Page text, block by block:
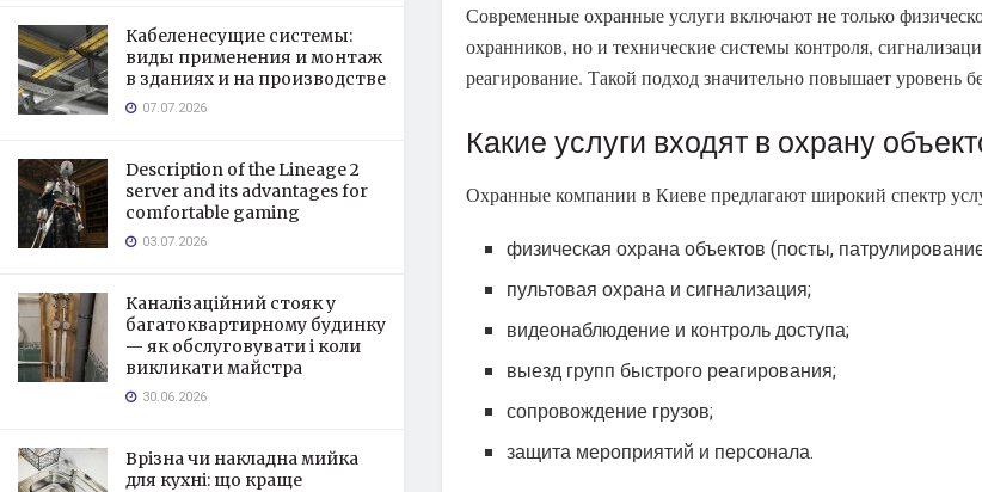
Кабеленесущие системы:
виды применения и монтаж
в зданиях и на производстве
07.07.2026
Description of the Lineage 2
server and its advantages for
comfortable gaming
03.07.2026
Каналізаційний стояк у
багатоквартирному будинку
— як обслуговувати і коли
викликати майстра
30.06.2026
Врізна чи накладна мийка
для кухні: що краще
Современные охранные услуги включают не только
охранников, но и технические системы контроля,
реагирование. Такой подход значительно повышает уровень
Какие услуги входят в охрану
Охранные компании в Киеве предлагают широкий спектр
физическая охрана объектов (посты,
пультовая охрана и сигнализация;
видеонаблюдение и контроль доступа;
выезд групп быстрого реагирования;
сопровождение грузов;
защита мероприятий и персонала.